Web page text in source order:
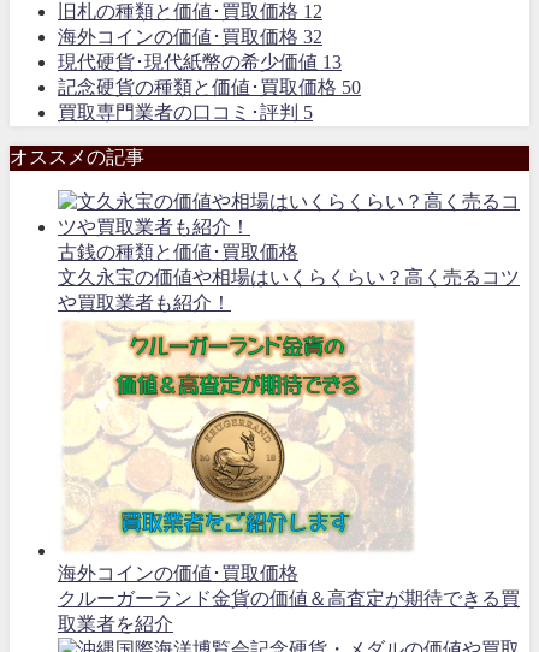
旧札の種類と価値･買取価格 12
海外コインの価値･買取価格 32
現代硬貨･現代紙幣の希少価値 13
記念硬貨の種類と価値･買取価格 50
買取専門業者の口コミ･評判 5
オススメの記事
古銭の種類と価値･買取価格
文久永宝の価値や相場はいくらくらい？高く売るコツ
や買取業者も紹介！
海外コインの価値･買取価格
クルーガーランド金貨の価値＆高査定が期待できる買
取業者を紹介